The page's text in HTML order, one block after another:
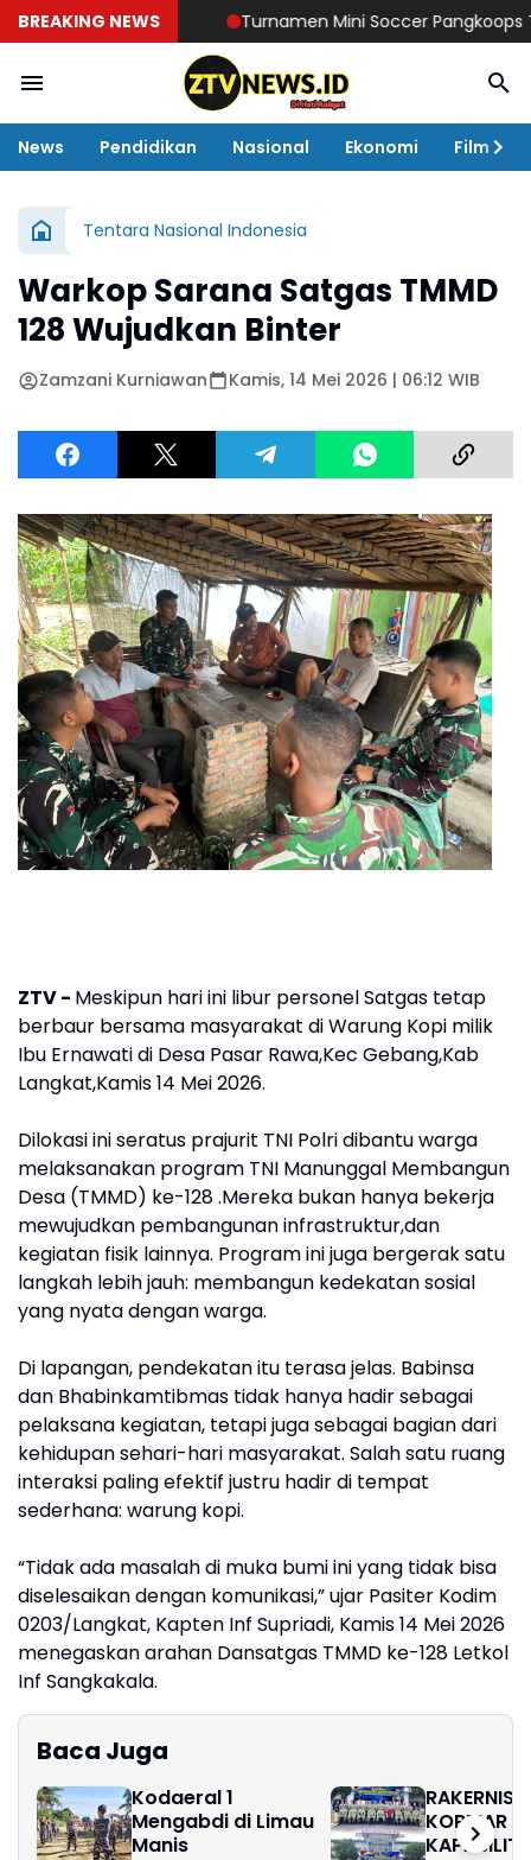
BREAKING NEWS Turnamen Mini Soccer Pangkoops TNI
News Pendidikan Nasional Ekonomi Film
Tentara Nasional Indonesia
Warkop Sarana Satgas TMMD
128 Wujudkan Binter
Zamzani Kurniawan Kamis, 14 Mei 2026 | 06:12 WIB
ZTV - Meskipun hari ini libur personel Satgas tetap
berbaur bersama masyarakat di Warung Kopi milik
Ibu Ernawati di Desa Pasar Rawa,Kec Gebang,Kab
Langkat,Kamis 14 Mei 2026.
Dilokasi ini seratus prajurit TNI Polri dibantu warga
melaksanakan program TNI Manunggal Membangun
Desa (TMMD) ke-128 .Mereka bukan hanya bekerja
mewujudkan pembangunan infrastruktur,dan
kegiatan fisik lainnya. Program ini juga bergerak satu
langkah lebih jauh: membangun kedekatan sosial
yang nyata dengan warga.
Di lapangan, pendekatan itu terasa jelas. Babinsa
dan Bhabinkamtibmas tidak hanya hadir sebagai
pelaksana kegiatan, tetapi juga sebagai bagian dari
kehidupan sehari-hari masyarakat. Salah satu ruang
interaksi paling efektif justru hadir di tempat
sederhana: warung kopi.
“Tidak ada masalah di muka bumi ini yang tidak bisa
diselesaikan dengan komunikasi,” ujar Pasiter Kodim
0203/Langkat, Kapten Inf Supriadi, Kamis 14 Mei 2026
menegaskan arahan Dansatgas TMMD ke-128 Letkol
Inf Sangkakala.
Baca Juga
Kodaeral 1
Mengabdi di Limau
Manis
KORMAR